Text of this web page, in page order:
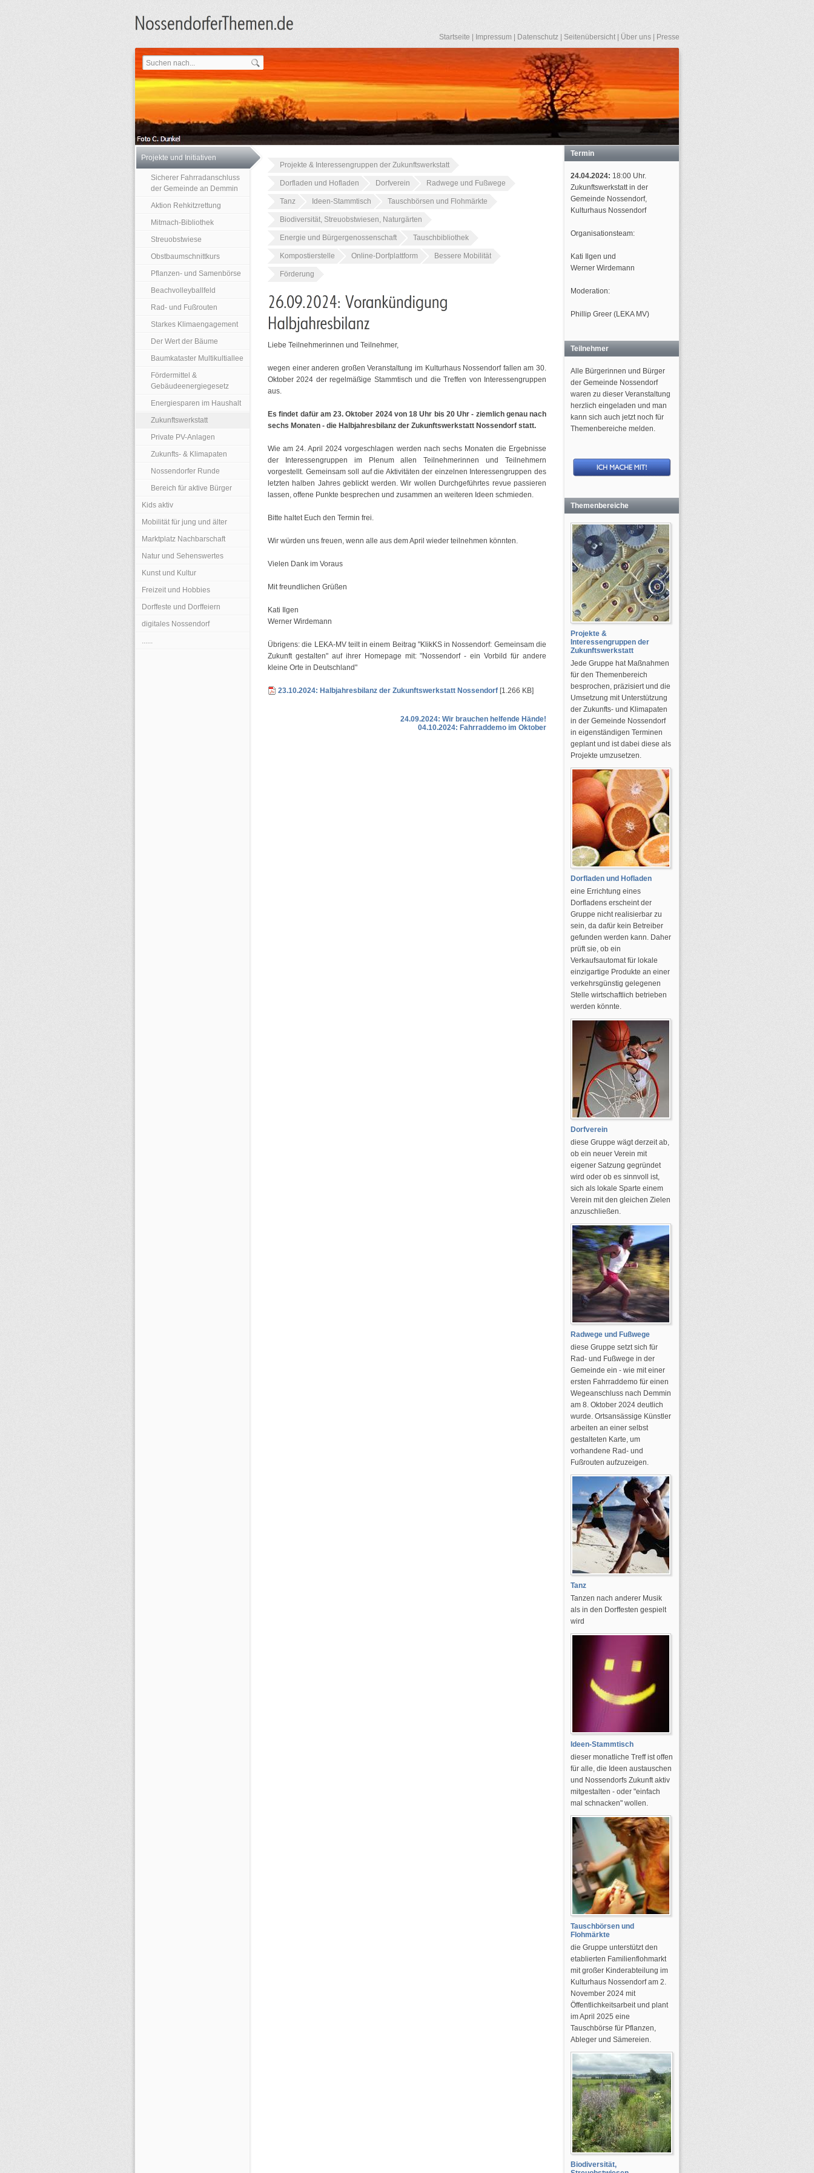
Startseite Impressum Datenschutz Seitenübersicht Über uns Presse
Projekte und Initiativen
Sicherer Fahrradanschluss
der Gemeinde an Demmin
Aktion Rehkitzrettung
Mitmach-Bibliothek
Streuobstwiese
Obstbaumschnittkurs
Pflanzen- und Samenbörse
Beachvolleyballfeld
Rad- und Fußrouten
Starkes Klimaengagement
Der Wert der Bäume
Baumkataster Multikultiallee
Fördermittel &
Gebäudeenergiegesetz
Energiesparen im Haushalt
Zukunftswerkstatt
Private PV-Anlagen
Zukunfts- & Klimapaten
Nossendorfer Runde
Bereich für aktive Bürger
Kids aktiv
Mobilität für jung und älter
Marktplatz Nachbarschaft
Natur und Sehenswertes
Kunst und Kultur
Freizeit und Hobbies
Dorffeste und Dorffeiern
digitales Nossendorf
......
Projekte & Interessengruppen der Zukunftswerkstatt
Dorfladen und Hofladen Dorfverein Radwege und Fußwege
Tanz Ideen-Stammtisch Tauschbörsen und Flohmärkte
Biodiversität, Streuobstwiesen, Naturgärten
Energie und Bürgergenossenschaft Tauschbibliothek
Kompostierstelle Online-Dorfplattform Bessere Mobilität
Förderung
Liebe Teilnehmerinnen und Teilnehmer,
wegen einer anderen großen Veranstaltung im Kulturhaus Nossendorf fallen am 30.
Oktober 2024 der regelmäßige Stammtisch und die Treffen von Interessengruppen
aus.
Es findet dafür am 23. Oktober 2024 von 18 Uhr bis 20 Uhr - ziemlich genau nach
sechs Monaten - die Halbjahresbilanz der Zukunftswerkstatt Nossendorf statt.
Wie am 24. April 2024 vorgeschlagen werden nach sechs Monaten die Ergebnisse
der Interessengruppen im Plenum allen Teilnehmerinnen und Teilnehmern
vorgestellt. Gemeinsam soll auf die Aktivitäten der einzelnen Interessengruppen des
letzten halben Jahres geblickt werden. Wir wollen Durchgeführtes revue passieren
lassen, offene Punkte besprechen und zusammen an weiteren Ideen schmieden.
Bitte haltet Euch den Termin frei.
Wir würden uns freuen, wenn alle aus dem April wieder teilnehmen könnten.
Vielen Dank im Voraus
Mit freundlichen Grüßen
Kati Ilgen
Werner Wirdemann
Übrigens: die LEKA-MV teilt in einem Beitrag "KlikKS in Nossendorf: Gemeinsam die
Zukunft gestalten" auf ihrer Homepage mit: "Nossendorf - ein Vorbild für andere
kleine Orte in Deutschland"
23.10.2024: Halbjahresbilanz der Zukunftswerkstatt Nossendorf [1.266 KB]
24.09.2024: Wir brauchen helfende Hände!
04.10.2024: Fahrraddemo im Oktober
Termin
24.04.2024: 18:00 Uhr.
Zukunftswerkstatt in der
Gemeinde Nossendorf,
Kulturhaus Nossendorf
Organisationsteam:
Kati Ilgen und
Werner Wirdemann
Moderation:
Phillip Greer (LEKA MV)
Teilnehmer
Alle Bürgerinnen und Bürger
der Gemeinde Nossendorf
waren zu dieser Veranstaltung
herzlich eingeladen und man
kann sich auch jetzt noch für
Themenbereiche melden.
Themenbereiche
Projekte &
Interessengruppen der
Zukunftswerkstatt
Jede Gruppe hat Maßnahmen
für den Themenbereich
besprochen, präzisiert und die
Umsetzung mit Unterstützung
der Zukunfts- und Klimapaten
in der Gemeinde Nossendorf
in eigenständigen Terminen
geplant und ist dabei diese als
Projekte umzusetzen.
Dorfladen und Hofladen
eine Errichtung eines
Dorfladens erscheint der
Gruppe nicht realisierbar zu
sein, da dafür kein Betreiber
gefunden werden kann. Daher
prüft sie, ob ein
Verkaufsautomat für lokale
einzigartige Produkte an einer
verkehrsgünstig gelegenen
Stelle wirtschaftlich betrieben
werden könnte.
Dorfverein
diese Gruppe wägt derzeit ab,
ob ein neuer Verein mit
eigener Satzung gegründet
wird oder ob es sinnvoll ist,
sich als lokale Sparte einem
Verein mit den gleichen Zielen
anzuschließen.
Radwege und Fußwege
diese Gruppe setzt sich für
Rad- und Fußwege in der
Gemeinde ein - wie mit einer
ersten Fahrraddemo für einen
Wegeanschluss nach Demmin
am 8. Oktober 2024 deutlich
wurde. Ortsansässige Künstler
arbeiten an einer selbst
gestalteten Karte, um
vorhandene Rad- und
Fußrouten aufzuzeigen.
Tanz
Tanzen nach anderer Musik
als in den Dorffesten gespielt
wird
Ideen-Stammtisch
dieser monatliche Treff ist offen
für alle, die Ideen austauschen
und Nossendorfs Zukunft aktiv
mitgestalten - oder "einfach
mal schnacken" wollen.
Tauschbörsen und
Flohmärkte
die Gruppe unterstützt den
etablierten Familienflohmarkt
mit großer Kinderabteilung im
Kulturhaus Nossendorf am 2.
November 2024 mit
Öffentlichkeitsarbeit und plant
im April 2025 eine
Tauschbörse für Pflanzen,
Ableger und Sämereien.
Biodiversität,